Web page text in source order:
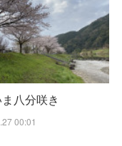
八分咲き
00:01